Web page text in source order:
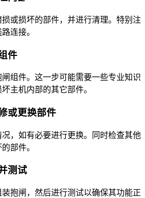
或损坏的部件，并进行清理。特别注
连接。
件
组件。这一步可能需要一些专业知识
主机内部的其它部件。
或更换部件
，如有必要进行更换。同时检查其他
部件。
测试
抱闸，然后进行测试以确保其功能正